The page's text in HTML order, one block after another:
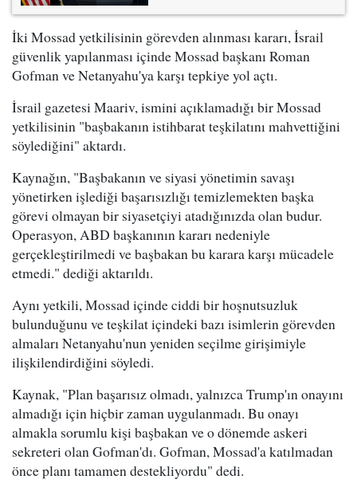
İki Mossad yetkilisinin görevden alınması kararı, İsrail
güvenlik yapılanması içinde Mossad başkanı Roman
Gofman ve Netanyahu'ya karşı tepkiye yol açtı.
İsrail gazetesi Maariv, ismini açıklamadığı bir Mossad
yetkilisinin "başbakanın istihbarat teşkilatını mahvettiğini
söylediğini" aktardı.
Kaynağın, "Başbakanın ve siyasi yönetimin savaşı
yönetirken işlediği başarısızlığı temizlemekten başka
görevi olmayan bir siyasetçiyi atadığınızda olan budur.
Operasyon, ABD başkanının kararı nedeniyle
gerçekleştirilmedi ve başbakan bu karara karşı mücadele
etmedi." dediği aktarıldı.
Aynı yetkili, Mossad içinde ciddi bir hoşnutsuzluk
bulunduğunu ve teşkilat içindeki bazı isimlerin görevden
almaları Netanyahu'nun yeniden seçilme girişimiyle
ilişkilendirdiğini söyledi.
Kaynak, "Plan başarısız olmadı, yalnızca Trump'ın onayını
almadığı için hiçbir zaman uygulanmadı. Bu onayı
almakla sorumlu kişi başbakan ve o dönemde askeri
sekreteri olan Gofman'dı. Gofman, Mossad'a katılmadan
önce planı tamamen destekliyordu" dedi.